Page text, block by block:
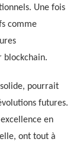
Une fois
comme
blockchain.
pourrait
futures.
en
ont tout à